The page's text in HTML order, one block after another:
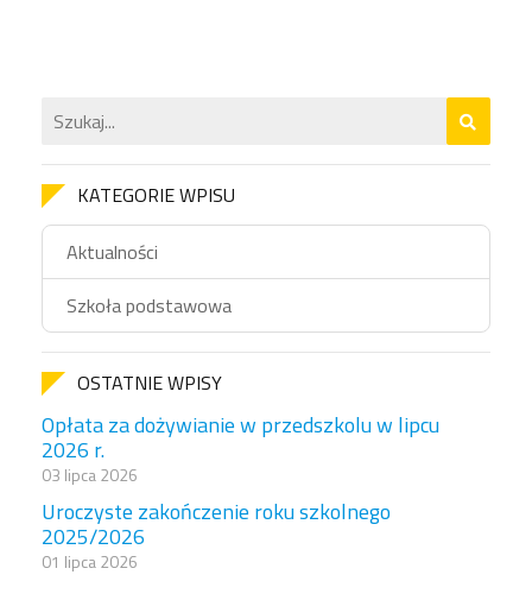
KATEGORIE WPISU
Aktualności
Szkoła podstawowa
OSTATNIE WPISY
Opłata za dożywianie w przedszkolu w lipcu
2026 r.
03 lipca 2026
Uroczyste zakończenie roku szkolnego
2025/2026
01 lipca 2026